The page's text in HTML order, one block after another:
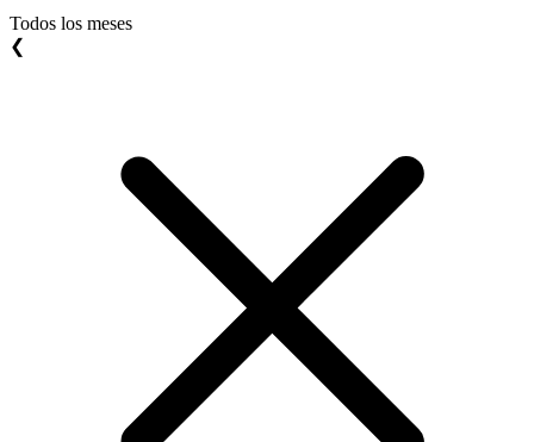
Todos los meses
❮